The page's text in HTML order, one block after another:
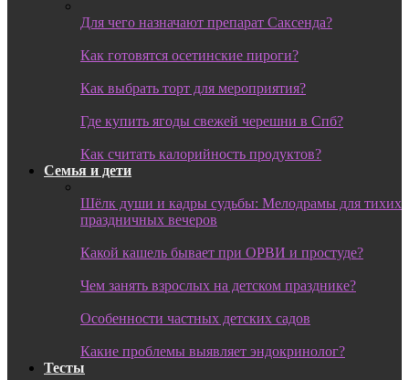
Для чего назначают препарат Саксенда?
Как готовятся осетинские пироги?
Как выбрать торт для мероприятия?
Где купить ягоды свежей черешни в Спб?
Как считать калорийность продуктов?
Семья и дети
Шёлк души и кадры судьбы: Мелодрамы для тихих
праздничных вечеров
Какой кашель бывает при ОРВИ и простуде?
Чем занять взрослых на детском празднике?
Особенности частных детских садов
Какие проблемы выявляет эндокринолог?
Тесты